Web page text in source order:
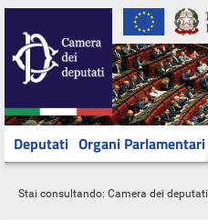
Deputati Organi Parlamentari
Stai consultando: Camera dei deputati